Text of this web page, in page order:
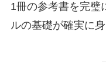
1冊の参考書を完璧
ルの基礎が確実に身